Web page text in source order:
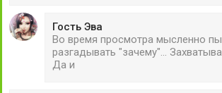
Гость Эва
Во время просмотра мысленно
разгадывать "зачему"...
Да и